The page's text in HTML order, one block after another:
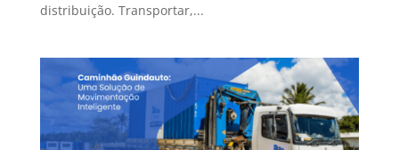
distribuição. Transportar,...